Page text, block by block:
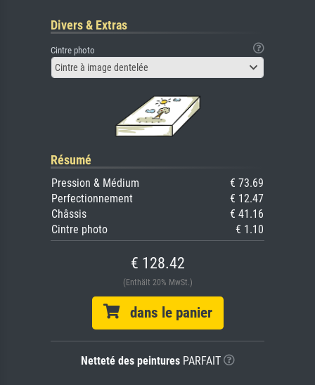
Divers & Extras
Cintre photo
Cintre à image dentelée
Résumé
Pression & Médium
€ 73.69
Perfectionnement
€ 12.47
Châssis
€ 41.16
Cintre photo
€ 1.10
€ 128.42
(Enthält 20% MwSt.)
dans le panier
Netteté des peinturesPARFAIT